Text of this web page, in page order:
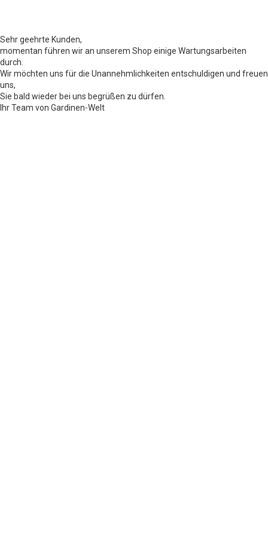
Sehr geehrte Kunden,
momentan führen wir an unserem Shop einige Wartungsarbeiten
durch.
Wir möchten uns für die Unannehmlichkeiten entschuldigen und freuen
uns,
Sie bald wieder bei uns begrüßen zu dürfen.
Ihr Team von Gardinen-Welt